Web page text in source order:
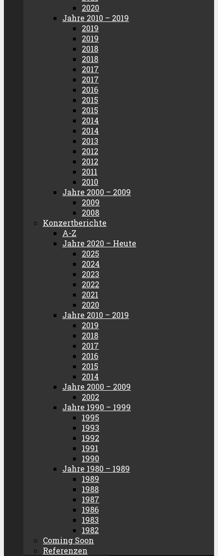
2020
Jahre 2010 – 2019
2019
2019
2018
2018
2017
2017
2016
2015
2015
2014
2014
2013
2012
2012
2011
2010
Jahre 2000 – 2009
2009
2008
Konzertberichte
A-Z
Jahre 2020 – Heute
2025
2024
2023
2022
2021
2020
Jahre 2010 – 2019
2019
2018
2017
2016
2015
2014
Jahre 2000 – 2009
2002
Jahre 1990 – 1999
1995
1993
1992
1991
1990
Jahre 1980 – 1989
1989
1988
1987
1986
1983
1982
Coming Soon
Referenzen